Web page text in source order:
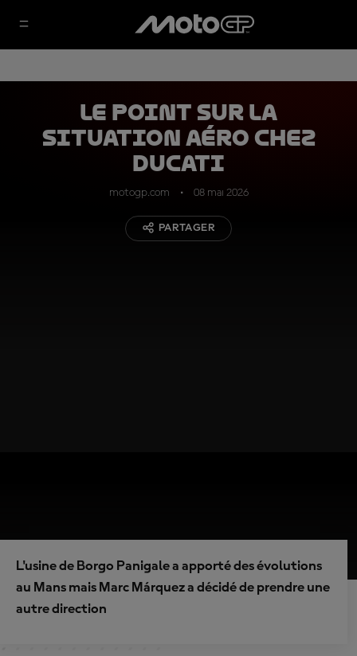
Le point sur la
situation aéro chez
Ducati
motogp.com 08 mai 2026
PARTAGER
L'usine de Borgo Panigale a apporté des évolutions
au Mans mais Marc Márquez a décidé de prendre une
autre direction